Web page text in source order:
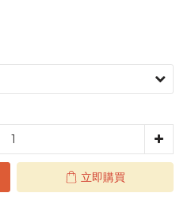
立即購買